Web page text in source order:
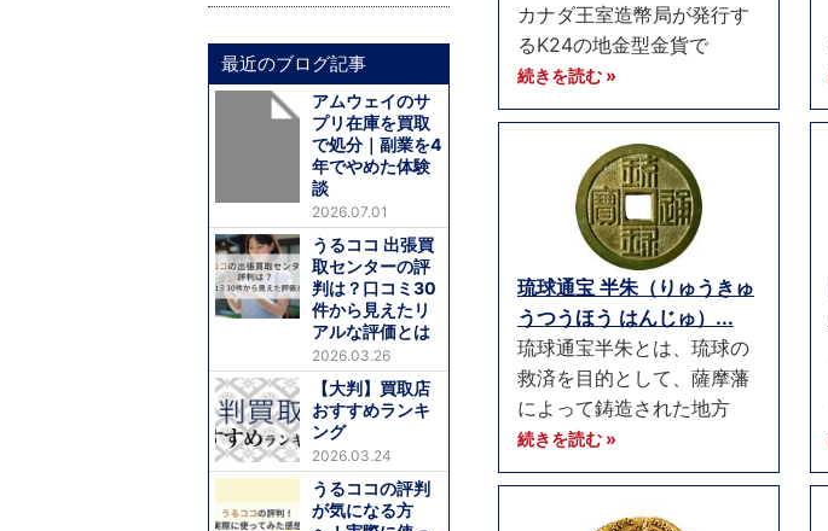
カナダ王室造幣局が発行す
るK24の地金型金貨で
続きを読む »
琉球通宝 半朱（りゅうきゅ
うつうほう はんじゅ）...
琉球通宝半朱とは、琉球の
救済を目的として、薩摩藩
によって鋳造された地方
続きを読む »
最近のブログ記事
アムウェイのサ
プリ在庫を買取
で処分｜副業を4
年でやめた体験
談
2026.07.01
うるココ 出張買
取センターの評
判は？口コミ30
件から見えたリ
アルな評価とは
2026.03.26
【大判】買取店
おすすめランキ
ング
2026.03.24
うるココの評判
が気になる方